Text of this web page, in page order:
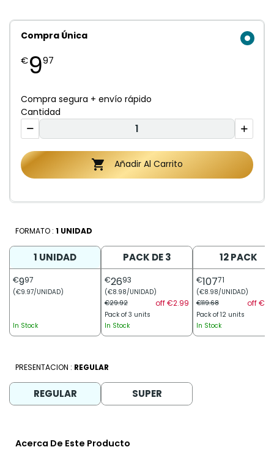
Compra Única
€997
Compra segura + envío rápido
Cantidad
 Añadir Al Carrito
FORMATO : 1 UNIDAD
1 UNIDAD
€997
(€9.97/UNIDAD)
In Stock
PACK DE 3
€2693
(€8.98/UNIDAD)
€29.92
off €2.99
Pack of 3 units
In Stock
12 PACK
€10771
(€8.98/UNIDAD)
€119.68
off
Pack of 12 units
In Stock
PRESENTACION : REGULAR
REGULAR SUPER
Acerca De Este Producto